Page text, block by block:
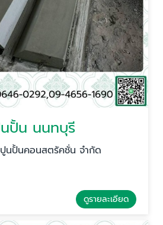
ปั้น นนทบุรี
นปั้นคอนสตรัคชั่น จำกัด
ดูรายละเอียด